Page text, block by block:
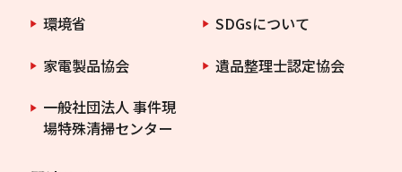
環境省
SDGsについて
家電製品協会
遺品整理士認定協会
一般社団法人 事件現
場特殊清掃センター